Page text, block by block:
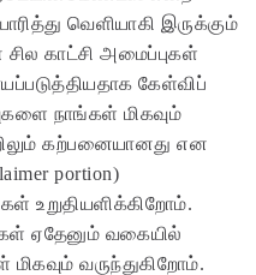
வெளியாகி இருக்கும்
காட்சி அமைப்புகள்
கேள்விப்
நாங்கள் மிகவும்
கற்பனையானது என
portion)
உறுதியளிக்கிறோம்.
ஏதேனும் வகையில்
வருந்துகிறோம்.